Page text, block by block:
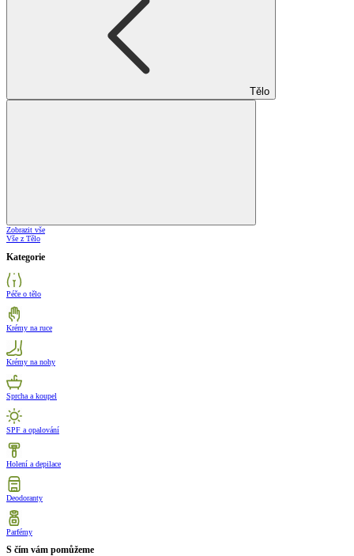
Tělo
Zobrazit vše
Vše z Tělo
Kategorie
Péče o tělo
Krémy na ruce
Krémy na nohy
Sprcha a koupel
SPF a opalování
Holení a depilace
Deodoranty
Parfémy
S čím vám pomůžeme